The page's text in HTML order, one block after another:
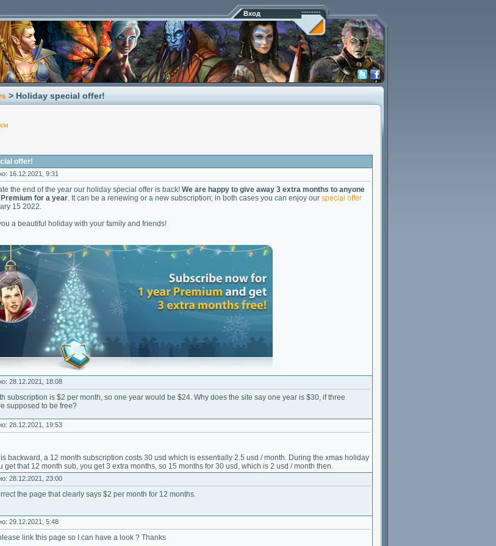
Вход
> Holiday special offer!
offer!
16.12.2021, 9:31
the end of the year our holiday special offer is back! We are happy to give away 3 extra months to anyone
for a year. It can be a renewing or a new subscription; in both cases you can enjoy our special offer
15 2022.
a beautiful holiday with your family and friends!
28.12.2021, 18:08
subscription is $2 per month, so one year would be $24. Why does the site say one year is $30, if three
supposed to be free?
28.12.2021, 19:53
backward, a 12 month subscription costs 30 usd which is essentially 2.5 usd / month. During the xmas holiday
get that 12 month sub, you get 3 extra months, so 15 months for 30 usd, which is 2 usd / month then.
28.12.2021, 23:00
the page that clearly says $2 per month for 12 months.
29.12.2021, 5:48
link this page so I can have a look ? Thanks